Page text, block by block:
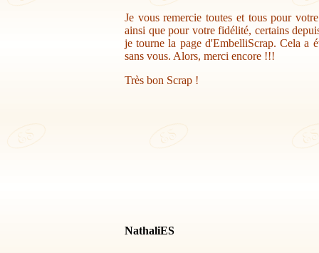
Je vous remercie toutes et tous pour
ainsi que pour votre fidélité, certains
je tourne la page d'EmbelliScrap. Cela a
sans vous. Alors, merci encore !!!
Très bon Scrap !
NathaliES